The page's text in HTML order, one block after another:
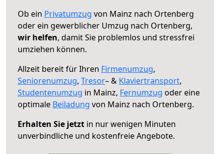
Ob ein Privatumzug von Mainz nach Ortenberg
oder ein gewerblicher Umzug nach Ortenberg,
wir helfen, damit Sie problemlos und stressfrei
umziehen können.
Allzeit bereit für Ihren Firmenumzug,
Seniorenumzug, Tresor– & Klaviertransport,
Studentenumzug in Mainz, Fernumzug oder eine
optimale Beiladung von Mainz nach Ortenberg.
Erhalten Sie jetzt in nur wenigen Minuten
unverbindliche und kostenfreie Angebote.